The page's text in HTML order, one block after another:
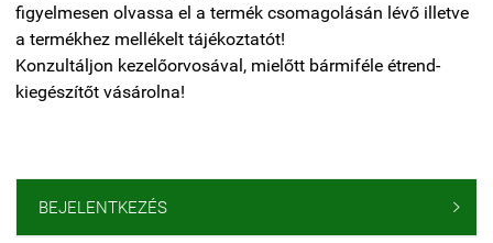
figyelmesen olvassa el a termék csomagolásán lévő illetve
a termékhez mellékelt tájékoztatót!
Konzultáljon kezelőorvosával, mielőtt bármiféle étrend-
kiegészítőt vásárolna!
BEJELENTKEZÉS 